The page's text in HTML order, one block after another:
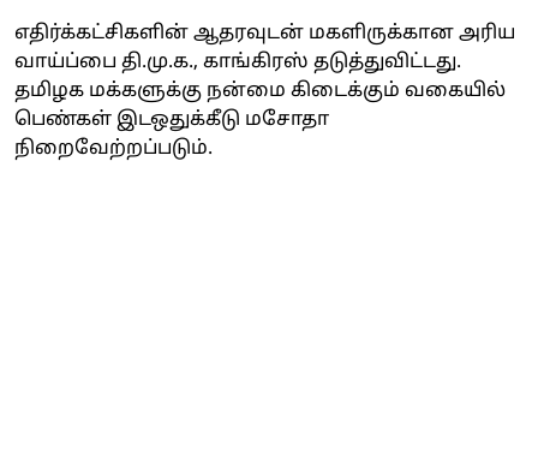
எதிர்க்கட்சிகளின் ஆதரவுடன் மகளிருக்கான அரிய
வாய்ப்பை தி.மு.க., காங்கிரஸ் தடுத்துவிட்டது.
தமிழக மக்களுக்கு நன்மை கிடைக்கும் வகையில்
பெண்கள் இடஒதுக்கீடு மசோதா
நிறைவேற்றப்படும்.